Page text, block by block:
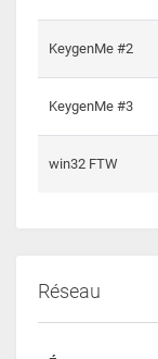
KeygenMe #2
KeygenMe #3
win32 FTW
Réseau